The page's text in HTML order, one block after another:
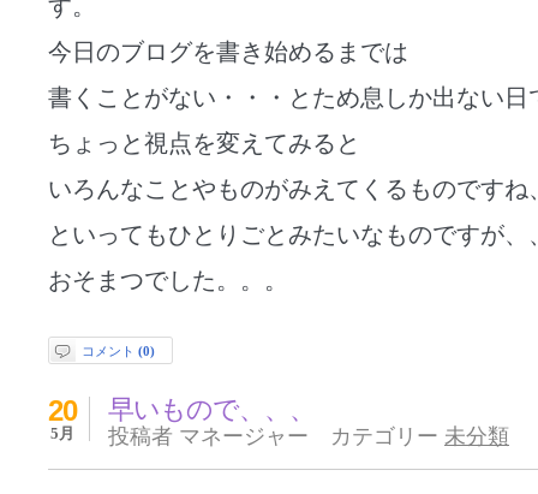
す。
今日のブログを書き始めるまでは
書くことがない・・・とため息しか出ない日
ちょっと視点を変えてみると
いろんなことやものがみえてくるものですね
といってもひとりごとみたいなものですが、
おそまつでした。。。
コメント (0)
早いもので、、、
20
5月 投稿者 マネージャー カテゴリー 未分類